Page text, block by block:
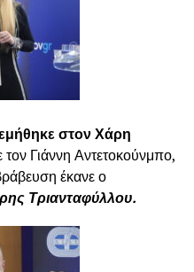
στον Χάρη
τον Γιάννη Αντετοκούνμπο,
έκανε ο
Τριανταφύλλου.